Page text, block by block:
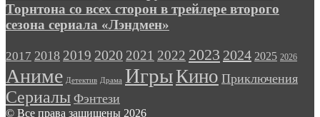
раза
Билли
Боба
Торнтона
всех
сторон
в
трейлере
второго
Торнтона со всех сторон в трейлере второго
сезона сериала «Лэндмен»
2017 2018 2019 2020 2021 2022 2023 2024 2025 2026
Аниме Детектив Драма ИгрыКино Приключения
Сериалы Фэнтези
© Все права защищены 2026